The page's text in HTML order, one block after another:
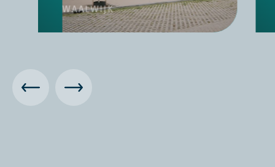
WAALWIJK